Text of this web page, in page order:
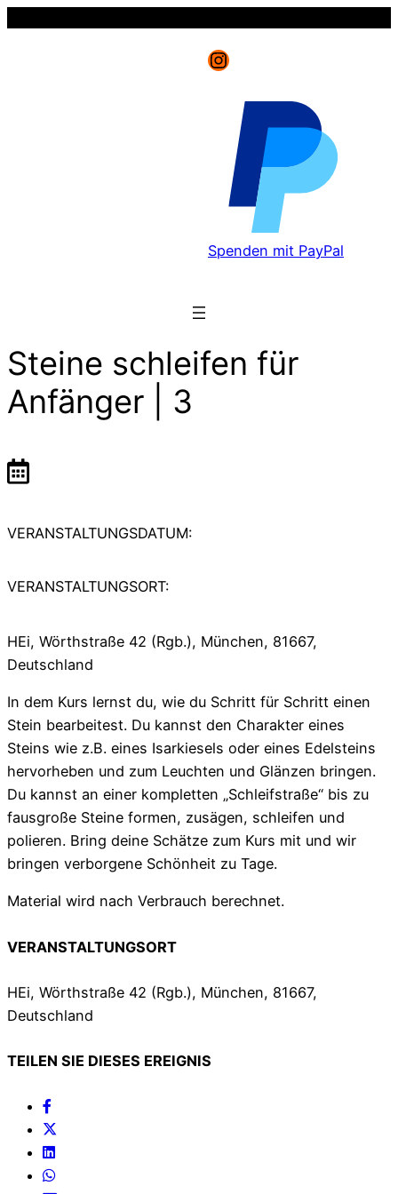
Instagram
Spenden mit PayPal
Steine schleifen für
Anfänger | 3
VERANSTALTUNGSDATUM:
VERANSTALTUNGSORT:
HEi, Wörthstraße 42 (Rgb.), München, 81667,
Deutschland
In dem Kurs lernst du, wie du Schritt für Schritt einen
Stein bearbeitest. Du kannst den Charakter eines
Steins wie z.B. eines Isarkiesels oder eines Edelsteins
hervorheben und zum Leuchten und Glänzen bringen.
Du kannst an einer kompletten „Schleifstraße“ bis zu
fausgroße Steine formen, zusägen, schleifen und
polieren. Bring deine Schätze zum Kurs mit und wir
bringen verborgene Schönheit zu Tage.
Material wird nach Verbrauch berechnet.
VERANSTALTUNGSORT
HEi, Wörthstraße 42 (Rgb.), München, 81667,
Deutschland
TEILEN SIE DIESES EREIGNIS